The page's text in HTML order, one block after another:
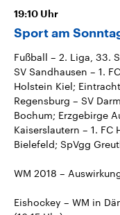
19:10 Uhr
Sport am
Fußball – 2. Liga, 33.
SV Sandhausen – 1.
Holstein Kiel;
Regensburg – SV
Bochum; Erzgebirge
Kaiserslautern – 1. FC
Bielefeld; SpVgg
WM 2018 –
Eishockey – WM in